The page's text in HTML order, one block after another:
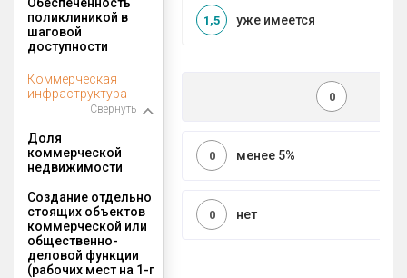
поликлиникой в
шаговой
доступности
уже имеется
1,5
Коммерческая
инфраструктура
Свернуть
0
Доля
коммерческой
недвижимости
менее 5%
0
Создание отдельно
стоящих объектов
коммерческой или
общественно-
деловой функции
(рабочих мест на 1-г
нет
0